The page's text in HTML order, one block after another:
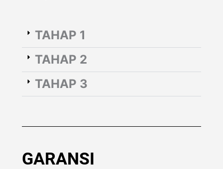
TAHAP 1
TAHAP 2
TAHAP 3
GARANSI